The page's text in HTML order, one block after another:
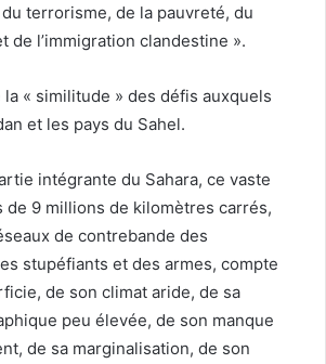
terrorisme, de la pauvreté, du
de l’immigration clandestine ».
« similitude » des défis auxquels
et les pays du Sahel.
intégrante du Sahara, ce vaste
9 millions de kilomètres carrés,
de contrebande des
stupéfiants et des armes, compte
de son climat aride, de sa
peu élevée, de son manque
de sa marginalisation, de son